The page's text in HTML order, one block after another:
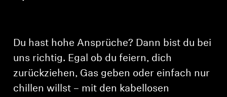
Soundbars
AMBEO Soundbars und Subs
Du hast hohe Ansprüche? Dann bist du bei
uns richtig. Egal ob du feiern, dich
zurückziehen, Gas geben oder einfach nur
chillen willst – mit den kabellosen